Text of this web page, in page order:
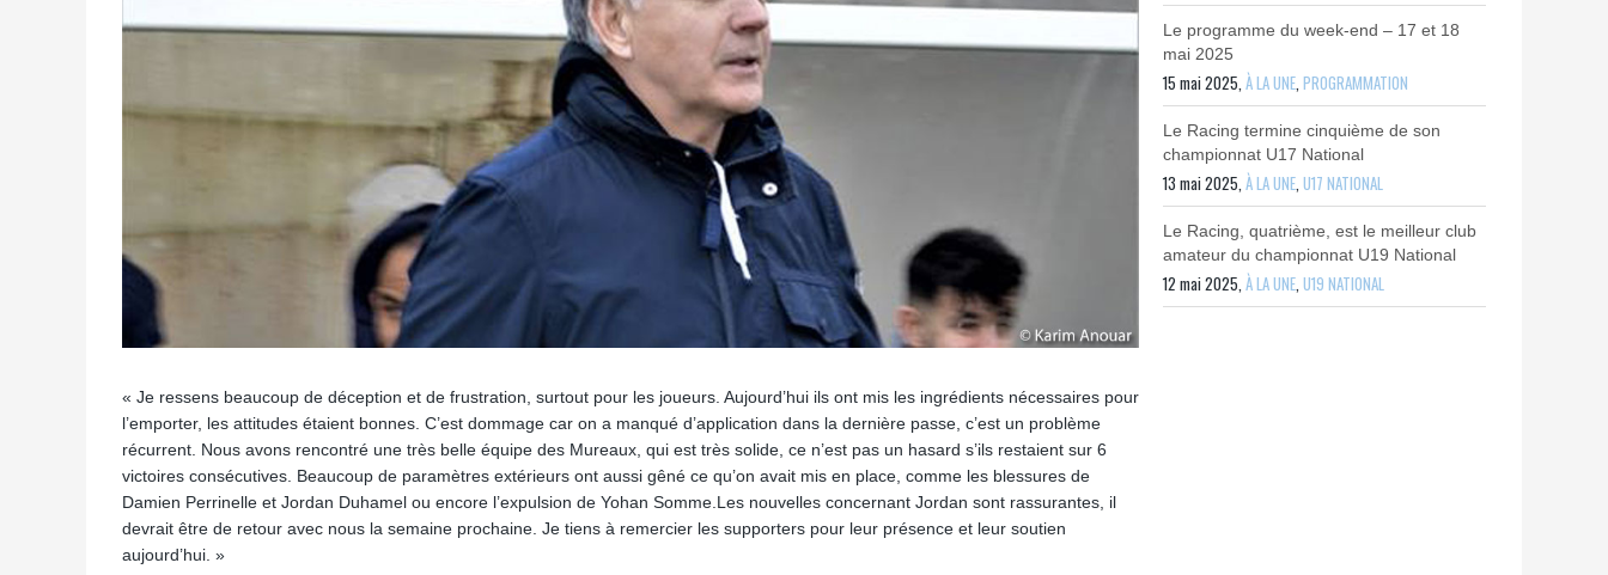
« Je ressens beaucoup de déception et de frustration, surtout pour les joueurs. Aujourd’hui ils ont mis les ingrédients nécessaires pour
l’emporter, les attitudes étaient bonnes. C’est dommage car on a manqué d’application dans la dernière passe, c’est un problème
récurrent. Nous avons rencontré une très belle équipe des Mureaux, qui est très solide, ce n’est pas un hasard s’ils restaient sur 6
victoires consécutives. Beaucoup de paramètres extérieurs ont aussi gêné ce qu’on avait mis en place, comme les blessures de
Damien Perrinelle et Jordan Duhamel ou encore l’expulsion de Yohan Somme.Les nouvelles concernant Jordan sont rassurantes, il
devrait être de retour avec nous la semaine prochaine. Je tiens à remercier les supporters pour leur présence et leur soutien
aujourd’hui. »
Le programme du week-end – 17 et 18
mai 2025
15 mai 2025,À LA UNE,PROGRAMMATION
Le Racing termine cinquième de son
championnat U17 National
13 mai 2025,À LA UNE,U17 NATIONAL
Le Racing, quatrième, est le meilleur club
amateur du championnat U19 National
12 mai 2025,À LA UNE,U19 NATIONAL